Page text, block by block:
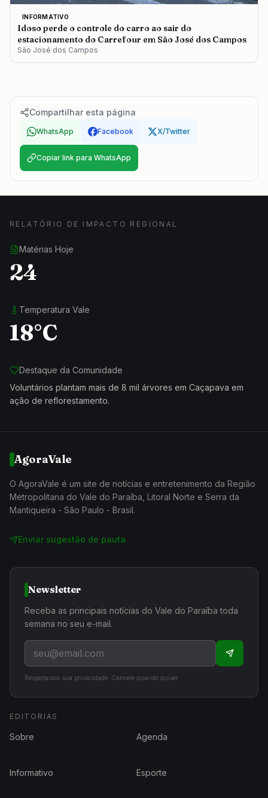
INFORMATIVO
Idoso perde o controle do carro ao sair do
estacionamento do Carrefour em São José dos Campos
São José dos Campos
Compartilhar esta página
WhatsApp Facebook X/Twitter
Copiar link para WhatsApp
RELATÓRIO DE IMPACTO REGIONAL
Matérias Hoje
24
Temperatura Vale
18°C
Destaque da Comunidade
Voluntários plantam mais de 8 mil árvores em Caçapava em
ação de reflorestamento.
AgoraVale
O AgoraVale é um site de notícias e entretenimento da Região
Metropolitana do Vale do Paraíba, Litoral Norte e Serra da
Mantiqueira - São Paulo - Brasil.
Enviar sugestão de pauta
Newsletter
Receba as principais notícias do Vale do Paraíba toda
semana no seu e-mail.
Respeitamos sua privacidade. Cancele quando quiser.
EDITORIAS
Sobre Agenda
Informativo Esporte